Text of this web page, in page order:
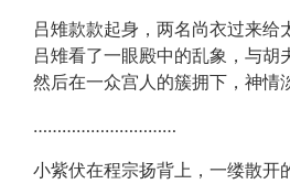
吕雉款款起身，两名尚衣过来给
吕雉看了一眼殿中的乱象，与胡
然后在一众宫人的簇拥下，神情
…………………………
小紫伏在程宗扬背上，一缕散开